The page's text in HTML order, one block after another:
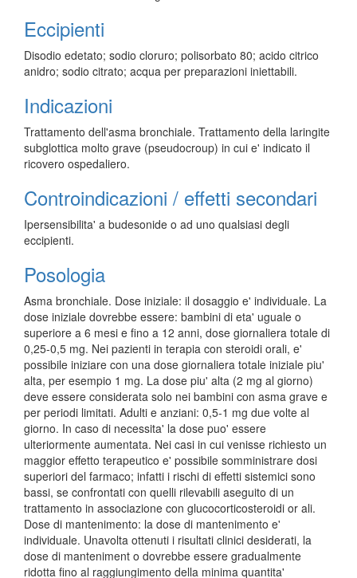
Eccipienti
Disodio edetato; sodio cloruro; polisorbato 80; acido citrico
anidro; sodio citrato; acqua per preparazioni iniettabili.
Indicazioni
Trattamento dell'asma bronchiale. Trattamento della laringite
subglottica molto grave (pseudocroup) in cui e' indicato il
ricovero ospedaliero.
Controindicazioni / effetti secondari
Ipersensibilita' a budesonide o ad uno qualsiasi degli
eccipienti.
Posologia
Asma bronchiale. Dose iniziale: il dosaggio e' individuale. La
dose iniziale dovrebbe essere: bambini di eta' uguale o
superiore a 6 mesi e fino a 12 anni, dose giornaliera totale di
0,25-0,5 mg. Nei pazienti in terapia con steroidi orali, e'
possibile iniziare con una dose giornaliera totale iniziale piu'
alta, per esempio 1 mg. La dose piu' alta (2 mg al giorno)
deve essere considerata solo nei bambini con asma grave e
per periodi limitati. Adulti e anziani: 0,5-1 mg due volte al
giorno. In caso di necessita' la dose puo' essere
ulteriormente aumentata. Nei casi in cui venisse richiesto un
maggior effetto terapeutico e' possibile somministrare dosi
superiori del farmaco; infatti i rischi di effetti sistemici sono
bassi, se confrontati con quelli rilevabili aseguito di un
trattamento in associazione con glucocorticosteroidi or ali.
Dose di mantenimento: la dose di mantenimento e'
individuale. Unavolta ottenuti i risultati clinici desiderati, la
dose di manteniment o dovrebbe essere gradualmente
ridotta fino al raggiungimento della minima quantita'